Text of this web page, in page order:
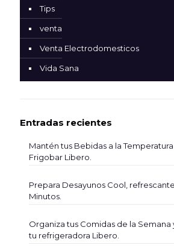
Tips
venta
Venta Electrodomesticos
Vida Sana
Entradas recientes
Mantén tus Bebidas a la
Frigobar Libero.
Prepara Desayunos Cool,
Minutos.
Organiza tus Comidas de la Semana
tu refrigeradora Libero.